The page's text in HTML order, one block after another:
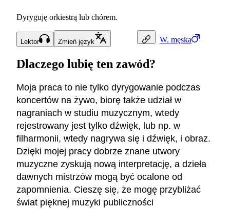
W. męska
Dyryguję orkiestrą lub chórem.
Lektor Zmień język
Dlaczego lubię ten zawód?
Moja praca to nie tylko dyrygowanie podczas
koncertów na żywo, biorę także udział w
nagraniach w studiu muzycznym, wtedy
rejestrowany jest tylko dźwięk, lub np. w
filharmonii, wtedy nagrywa się i dźwięk, i obraz.
Dzięki mojej pracy dobrze znane utwory
muzyczne zyskują nową interpretację, a dzieła
dawnych mistrzów mogą być ocalone od
zapomnienia. Cieszę się, że mogę przybliżać
świat pięknej muzyki publiczności